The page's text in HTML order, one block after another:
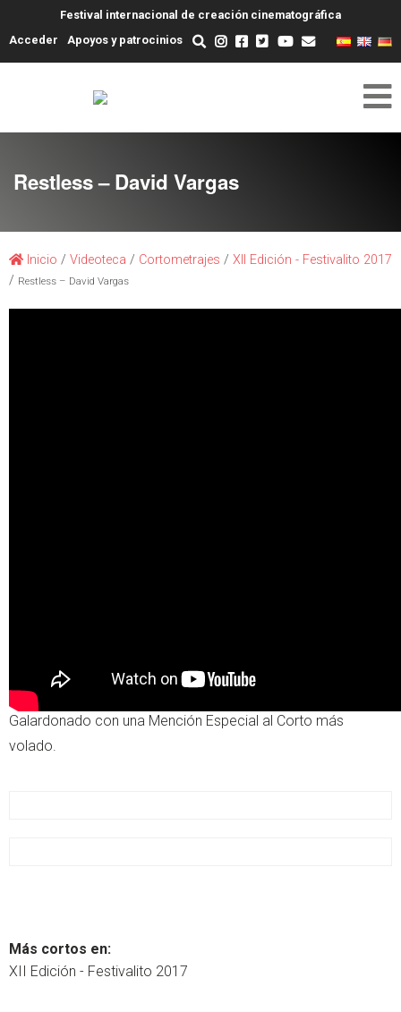
Festival internacional de creación cinematográfica
Acceder
Apoyos y patrocinios
Restless – David Vargas
Inicio / Videoteca / Cortometrajes / XII Edición - Festivalito 2017
/ Restless – David Vargas
Galardonado con una Mención Especial al Corto más
volado.
Más cortos en:
XII Edición - Festivalito 2017